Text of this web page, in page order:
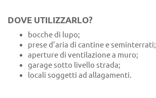
DOVE UTILIZZARLO?
bocche di lupo;
prese d’aria di cantine e seminterrati;
aperture di ventilazione a muro;
garage sotto livello strada;
locali soggetti ad allagamenti.